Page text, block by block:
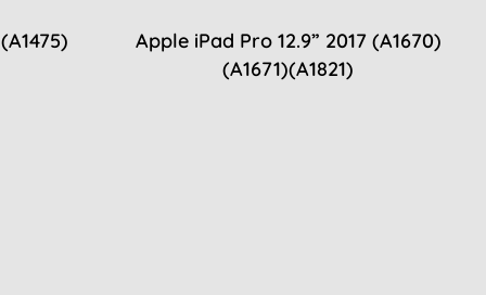
Apple iPad Pro 12.9” 2017 (A1670)
(A1671)(A1821)